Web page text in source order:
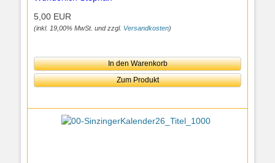
5,00 EUR
(inkl. 19,00% MwSt. und zzgl. Versandkosten)
In den Warenkorb
Zum Produkt